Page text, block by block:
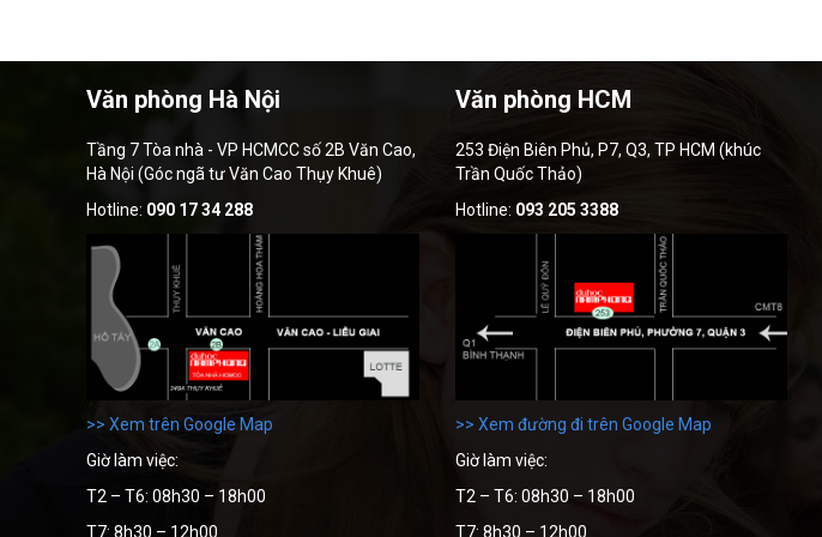
Văn phòng Hà Nội
Tầng 7 Tòa nhà - VP HCMCC số 2B Văn Cao,
Hà Nội (Góc ngã tư Văn Cao Thụy Khuê)
Hotline: 090 17 34 288
>> Xem trên Google Map
Giờ làm việc:
T2 – T6: 08h30 – 18h00
T7: 8h30 – 12h00
Văn phòng HCM
253 Điện Biên Phủ, P7, Q3, TP HCM (khúc
Trần Quốc Thảo)
Hotline: 093 205 3388
>> Xem đường đi trên Google Map
Giờ làm việc:
T2 – T6: 08h30 – 18h00
T7: 8h30 – 12h00